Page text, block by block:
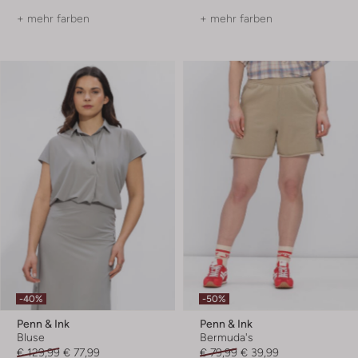
+ mehr farben + mehr farben
-40%
Penn & Ink
Bluse
€ 129,99 € 77,99
-50%
Penn & Ink
Bermuda's
€ 79,99 € 39,99